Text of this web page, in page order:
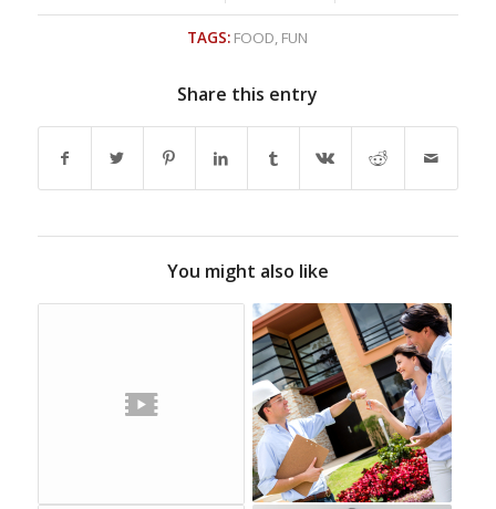
TAGS: FOOD, FUN
Share this entry
You might also like